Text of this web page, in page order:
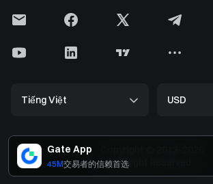
Gate App
45M交易者的信赖首选
Chính sách Cookie
Bằng chứng dự trữ
Bảo mật
GateToken (GT)
Trung tâm Kiếm tiền
Alpha
Gate Pay
Tiêu chuẩn thu phí
Đăng ký niêm yết
Trung tâm phát triển (API)
Xác minh kênh chính thức
Gate News
Nâng cấp ETH
Dữ liệu lớn
Tiếng Việt USD
All Right Reserved.